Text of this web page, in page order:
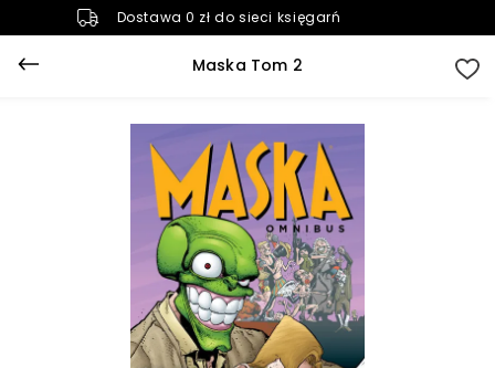
Dostawa 0 zł do sieci księgarń
Maska Tom 2